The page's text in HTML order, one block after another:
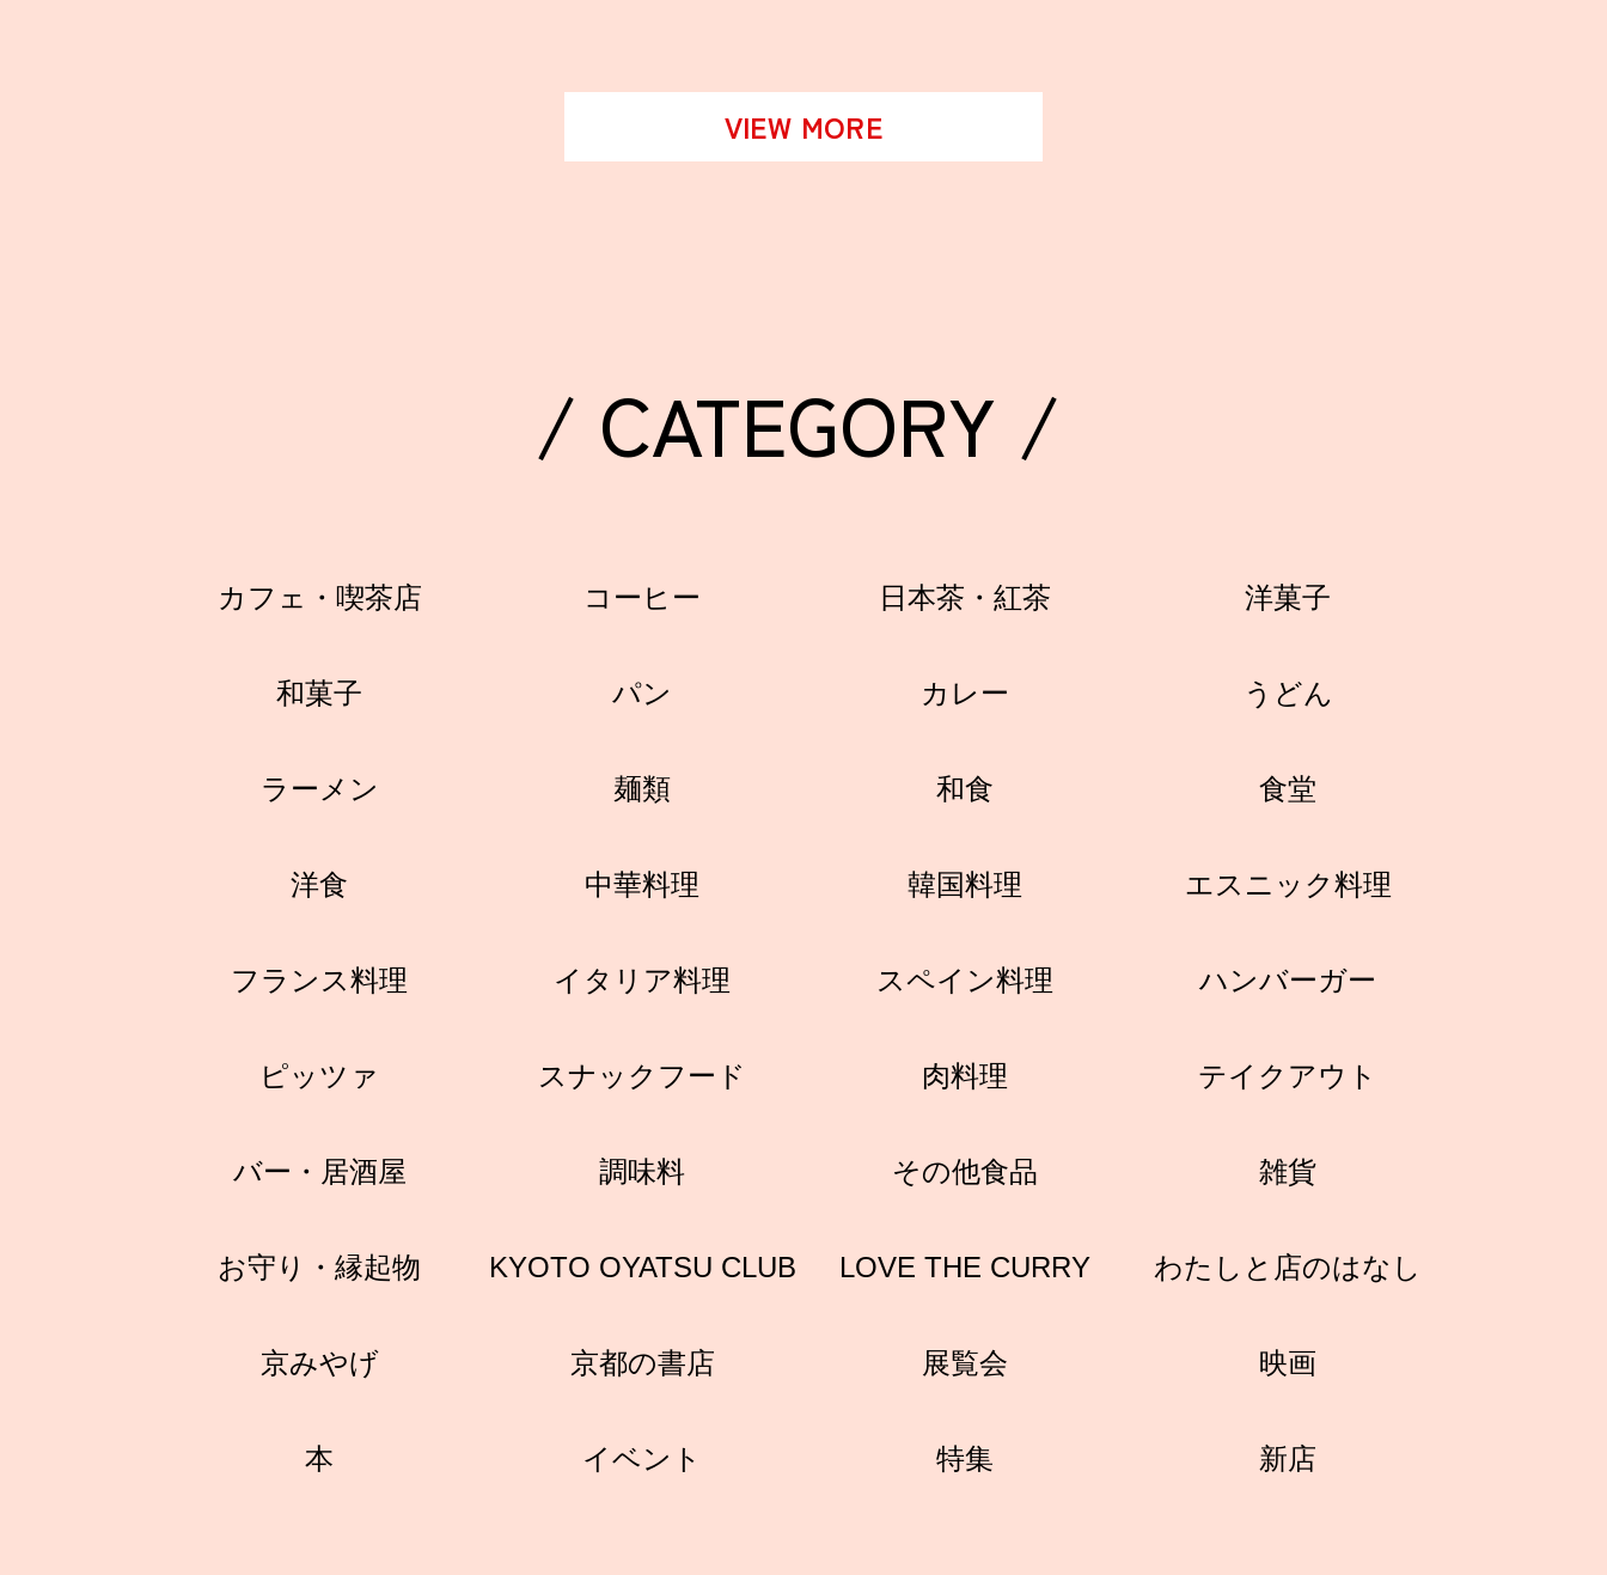
VIEW MORE
/ CATEGORY /
カフェ・喫茶店 コーヒー 日本茶・紅茶 洋菓子
和菓子 パン カレー うどん
ラーメン 麺類 和食 食堂
洋食 中華料理 韓国料理 エスニック料理
フランス料理 イタリア料理 スペイン料理 ハンバーガー
ピッツァ スナックフード 肉料理 テイクアウト
バー・居酒屋 調味料 その他食品 雑貨
お守り・縁起物 KYOTO OYATSU CLUB LOVE THE CURRY わたしと店のはなし
京みやげ 京都の書店 展覧会 映画
本 イベント 特集 新店